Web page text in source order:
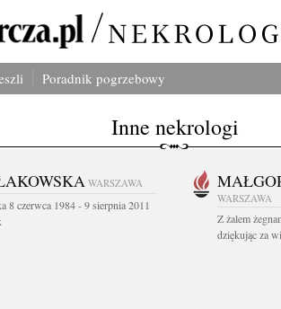
Poradnik pogrzebowy
Inne nekrologi
WARSZAWA
8 czerwca 1984 - 9 sierpnia 2011
WARSZAWA
Z żalem
dziękując za